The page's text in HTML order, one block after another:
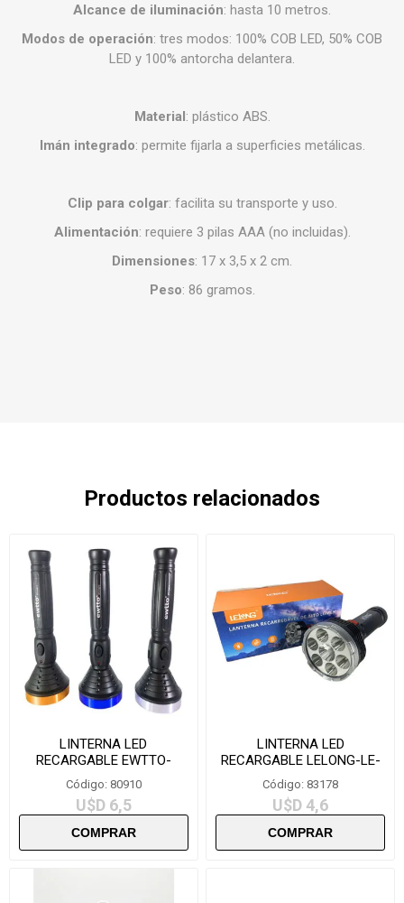
Alcance de iluminación: hasta 10 metros.
Modos de operación: tres modos: 100% COB LED, 50% COB
LED y 100% antorcha delantera.
Material: plástico ABS.
Imán integrado: permite fijarla a superficies metálicas.
Clip para colgar: facilita su transporte y uso.
Alimentación: requiere 3 pilas AAA (no incluidas).
Dimensiones: 17 x 3,5 x 2 cm.
Peso: 86 gramos.
Productos relacionados
LINTERNA LED
RECARGABLE EWTTO-
F5973
Código: 80910
U$D 6,5
LINTERNA LED
RECARGABLE LELONG-LE-
LT0193
Código: 83178
U$D 4,6